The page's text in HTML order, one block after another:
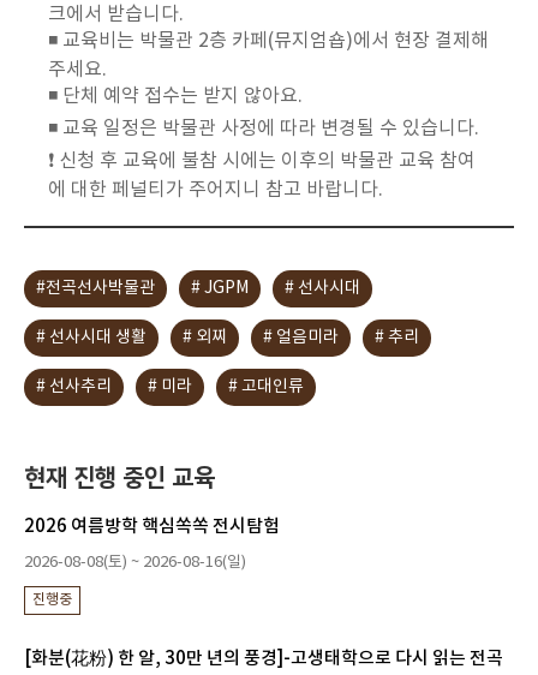
크에서 받습니다.
◾ 교육비는 박물관 2층 카페 (뮤지엄숍)에서 현장 결제해
주세요.
◾ 단체 예약 접수는 받지 않아요.
◾ 교육 일정은 박물관 사정에 따라 변경될 수 있습니다.
❗ 신청 후 교육에 불참 시에는 이후의 박물관 교육 참여
에 대한 페널티가 주어지니 참고 바랍니다.
#전곡선사박물관 # JGPM # 선사시대
# 선사시대 생활 # 외찌 # 얼음미라 # 추리
# 선사추리 # 미라 # 고대인류
현재 진행 중인 교육
2026 여름방학 핵심쏙쏙 전시탐험
2026-08-08(토) ~ 2026-08-16(일)
진행중
[화분(花粉) 한 알, 30만 년의 풍경]-고생태학으로 다시 읽는 전곡